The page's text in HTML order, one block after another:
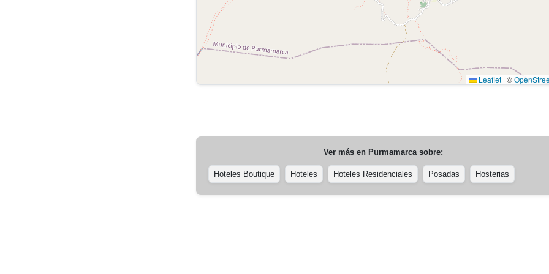
Leaflet | ©
Ver más en Purmamarcasobre:
Hoteles Boutique Hoteles Hoteles Residenciales Posadas Hosterias